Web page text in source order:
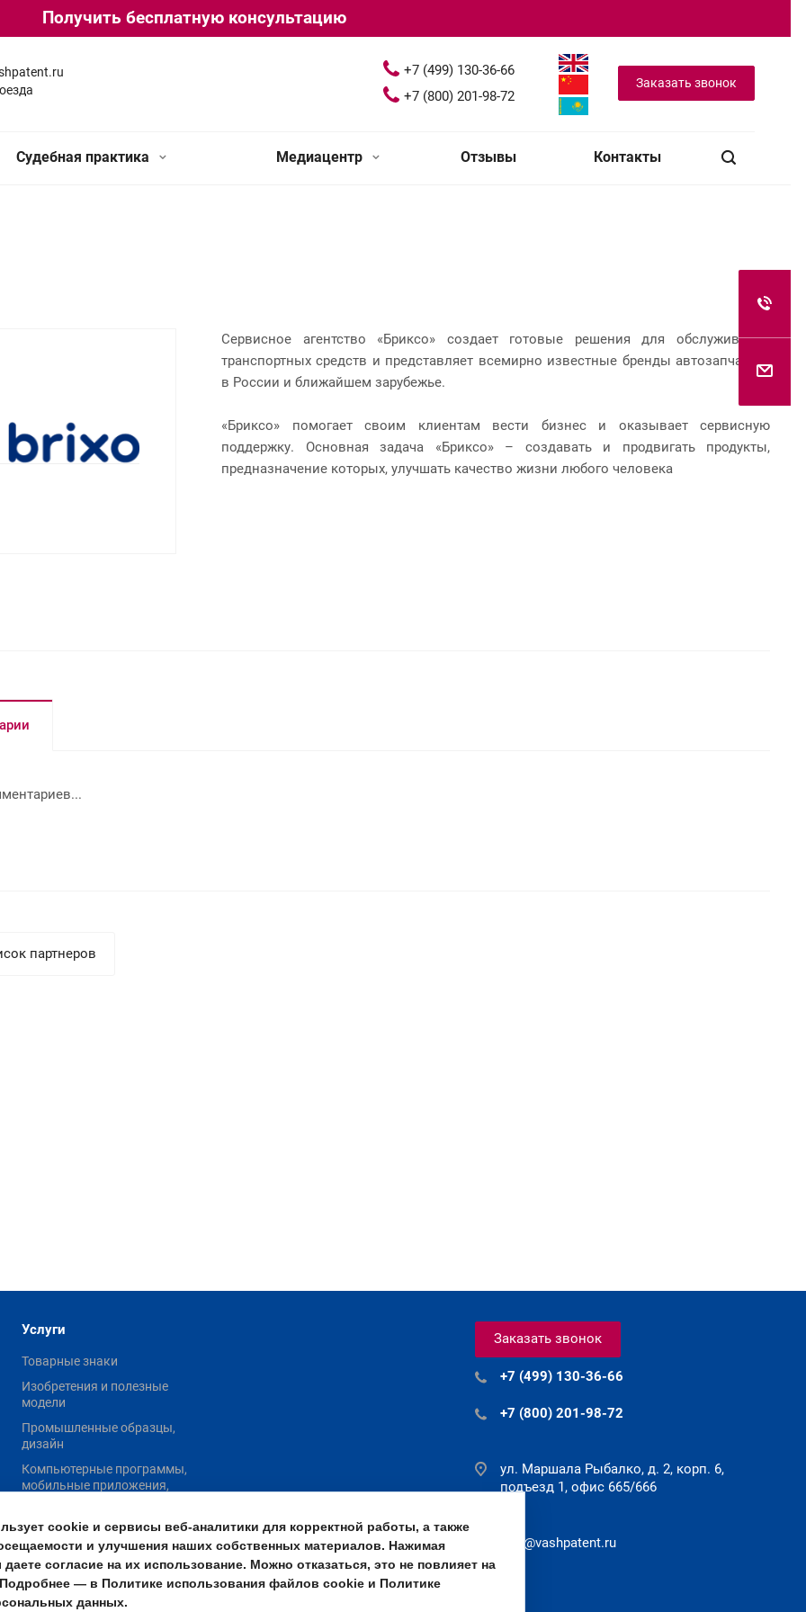
Получить бесплатную консультацию
+7 (499) 130-36-66
+7 (800) 201-98-72
Заказать звонок
Судебная практика Медиацентр Отзывы Контакты
Сервисное агентство «Бриксо» создает готовые решения для обслуживания
транспортных средств и представляет всемирно известные бренды автозапчастей
в России и ближайшем зарубежье.
«Бриксо» помогает своим клиентам вести бизнес и оказывает сервисную
поддержку. Основная задача «Бриксо» – создавать и продвигать продукты,
предназначение которых, улучшать качество жизни любого человека
партнеров
Услуги
Товарные знаки
Изобретения и полезные
модели
Промышленные образцы,
дизайн
Компьютерные программы,
мобильные приложения,
НМПТ и географические
указания
Авторские и смежные
права
Заказать звонок
+7 (499) 130-36-66
+7 (800) 201-98-72
ул. Маршала Рыбалко, д. 2, корп. 6,
подъезд 1, офис 665/666
info@vashpatent.ru
cookie и сервисы веб-аналитики для корректной работы, а также
и улучшения наших собственных материалов. Нажимая
согласие на их использование. Можно отказаться, это не повлияет на
Подробнее — в Политике использования файлов cookie и Политике
данных.